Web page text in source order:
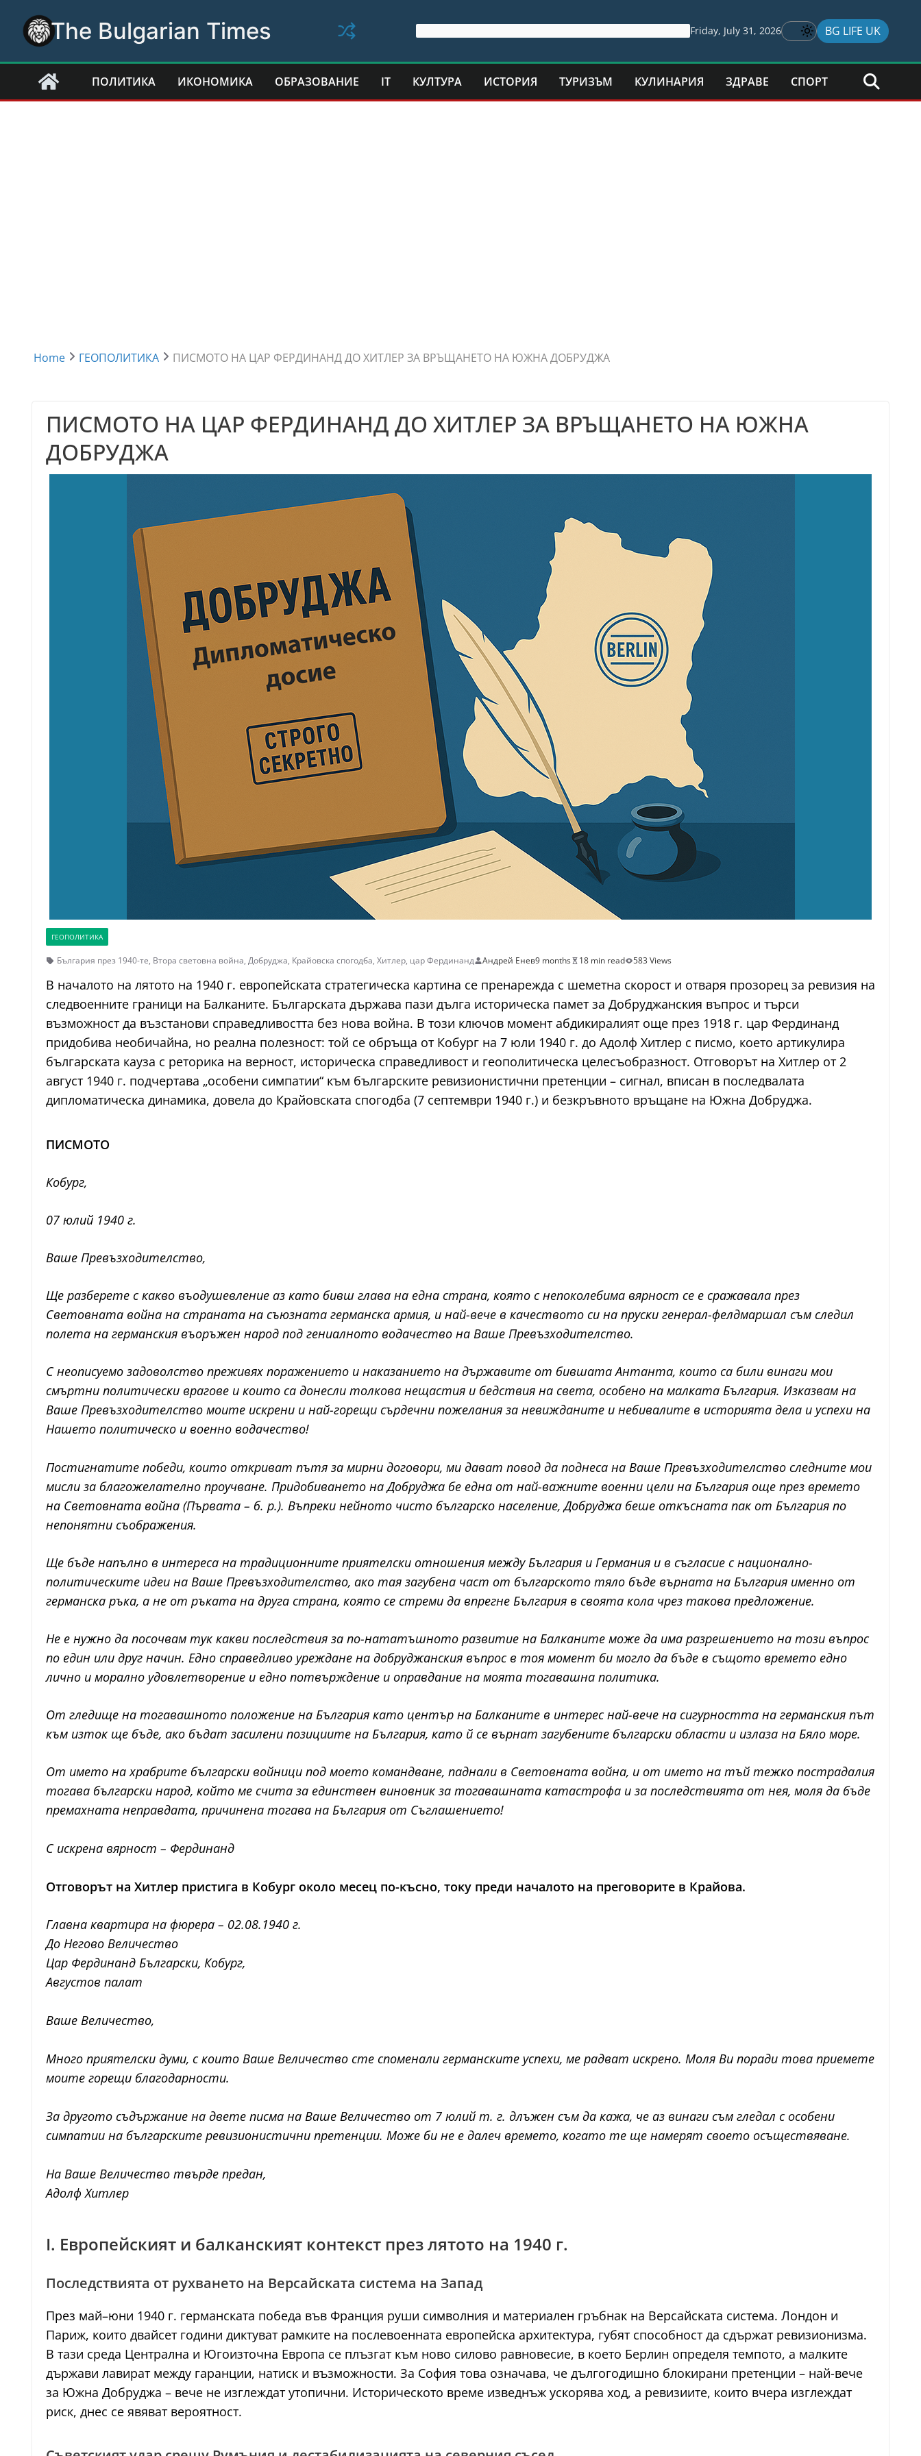
content
The Bulgarian Times Friday, July 31, 2026 BG LIFE UK
ПОЛИТИКА ИКОНОМИКА ОБРАЗОВАНИЕ IT КУЛТУРА ИСТОРИЯ ТУРИЗЪМ КУЛИНАРИЯ ЗДРАВЕ СПОРТ
Home ГЕОПОЛИТИКА ПИСМОТО НА ЦАР ФЕРДИНАНД ДО ХИТЛЕР ЗА ВРЪЩАНЕТО НА ЮЖНА ДОБРУДЖА
ПИСМОТО НА ЦАР ФЕРДИНАНД ДО ХИТЛЕР ЗА ВРЪЩАНЕТО НА ЮЖНА
ДОБРУДЖА
ГЕОПОЛИТИКА
България през 1940-те, Втора световна война, Добруджа, Крайовска спогодба, Хитлер, цар Фердинанд Андрей Енев9 months 18 min read 583 Views
В началото на лятото на 1940 г. европейската стратегическа картина се пренарежда с шеметна скорост и отваря прозорец за ревизия на
следвоенните граници на Балканите. Българската държава пази дълга историческа памет за Добруджанския въпрос и търси
възможност да възстанови справедливостта без нова война. В този ключов момент абдикиралият още през 1918 г. цар Фердинанд
придобива необичайна, но реална полезност: той се обръща от Кобург на 7 юли 1940 г. до Адолф Хитлер с писмо, което артикулира
българската кауза с реторика на верност, историческа справедливост и геополитическа целесъобразност. Отговорът на Хитлер от 2
август 1940 г. подчертава „особени симпатии“ към българските ревизионистични претенции – сигнал, вписан в последвалата
дипломатическа динамика, довела до Крайовската спогодба (7 септември 1940 г.) и безкръвното връщане на Южна Добруджа.
ПИСМОТО
Кобург,
07 юлий 1940 г.
Ваше Превъзходителство,
Ще разберете с какво въодушевление аз като бивш глава на една страна, която с непоколебима вярност се е сражавала през
Световната война на страната на съюзната германска армия, и най-вече в качеството си на пруски генерал-фелдмаршал съм следил
полета на германския въоръжен народ под гениалното водачество на Ваше Превъзходителство.
С неописуемо задоволство преживях поражението и наказанието на държавите от бившата Антанта, които са били винаги мои
смъртни политически врагове и които са донесли толкова нещастия и бедствия на света, особено на малката България. Изказвам на
Ваше Превъзходителство моите искрени и най-горещи сърдечни пожелания за невижданите и небивалите в историята дела и успехи на
Нашето политическо и военно водачество!
Постигнатите победи, които откриват пътя за мирни договори, ми дават повод да поднеса на Ваше Превъзходителство следните мои
мисли за благожелателно проучване. Придобиването на Добруджа бе една от най-важните военни цели на България още през времето
на Световната война (Първата – б. р.). Въпреки нейното чисто българско население, Добруджа беше откъсната пак от България по
непонятни съображения.
Ще бъде напълно в интереса на традиционните приятелски отношения между България и Германия и в съгласие с национално-
политическите идеи на Ваше Превъзходителство, ако тая загубена част от българското тяло бъде върната на България именно от
германска ръка, а не от ръката на друга страна, която се стреми да впрегне България в своята кола чрез такова предложение.
Не е нужно да посочвам тук какви последствия за по-нататъшното развитие на Балканите може да има разрешението на този въпрос
по един или друг начин. Едно справедливо уреждане на добруджанския въпрос в тоя момент би могло да бъде в същото времето едно
лично и морално удовлетворение и едно потвърждение и оправдание на моята тогавашна политика.
От гледище на тогавашното положение на България като център на Балканите в интерес най-вече на сигурността на германския път
към изток ще бъде, ако бъдат засилени позициите на България, като й се върнат загубените български области и излаза на Бяло море.
От името на храбрите български войници под моето командване, паднали в Световната война, и от името на тъй тежко пострадалия
тогава български народ, който ме счита за единствен виновник за тогавашната катастрофа и за последствията от нея, моля да бъде
премахната неправдата, причинена тогава на България от Съглашението!
С искрена вярност – Фердинанд
Отговорът на Хитлер пристига в Кобург около месец по-късно, току преди началото на преговорите в Крайова.
Главна квартира на фюрера – 02.08.1940 г.
До Негово Величество
Цар Фердинанд Български, Кобург,
Августов палат
Ваше Величество,
Много приятелски думи, с които Ваше Величество сте споменали германските успехи, ме радват искрено. Моля Ви поради това приемете
моите горещи благодарности.
За другото съдържание на двете писма на Ваше Величество от 7 юлий т. г. длъжен съм да кажа, че аз винаги съм гледал с особени
симпатии на българските ревизионистични претенции. Може би не е далеч времето, когато те ще намерят своето осъществяване.
На Ваше Величество твърде предан,
Адолф Хитлер
I. Европейският и балканският контекст през лятото на 1940 г.
Последствията от рухването на Версайската система на Запад
През май–юни 1940 г. германската победа във Франция руши символния и материален гръбнак на Версайската система. Лондон и
Париж, които двайсет години диктуват рамките на послевоенната европейска архитектура, губят способност да сдържат ревизионизма.
В тази среда Централна и Югоизточна Европа се плъзгат към ново силово равновесие, в което Берлин определя темпото, а малките
държави лавират между гаранции, натиск и възможности. За София това означава, че дългогодишно блокирани претенции – най-вече
за Южна Добруджа – вече не изглеждат утопични. Историческото време изведнъж ускорява ход, а ревизиите, които вчера изглеждат
риск, днес се явяват вероятност.